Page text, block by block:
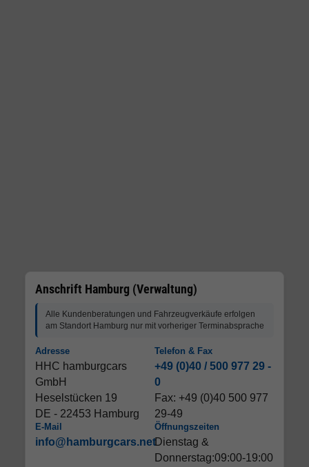
Anschrift Hamburg (Verwaltung)
Alle Kundenberatungen und Fahrzeugverkäufe erfolgen
am Standort Hamburg nur mit vorheriger Terminabsprache
Adresse
HHC hamburgcars
GmbH
Heselstücken 19
DE - 22453 Hamburg
Telefon & Fax
+49 (0)40 / 500 977 29 -
0
Fax: +49 (0)40 500 977
29-49
E-Mail
info@hamburgcars.net
Öffnungszeiten
Dienstag &
Donnerstag:09:00-19:00